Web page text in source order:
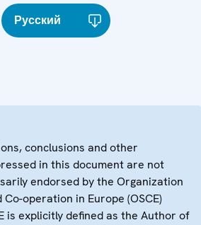
Русский
conclusions and other
in this document are not
endorsed by the Organization
operation in Europe (OSCE)
is explicitly defined as the Author of